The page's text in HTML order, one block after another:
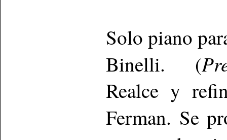
Solo piano
Binelli. (
Realce y
Ferman. Se